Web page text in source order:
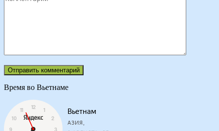
Время во Вьетнаме